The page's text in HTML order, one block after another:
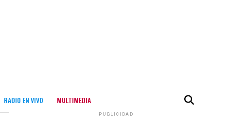
RADIO EN VIVO MULTIMEDIA
PUBLICIDAD